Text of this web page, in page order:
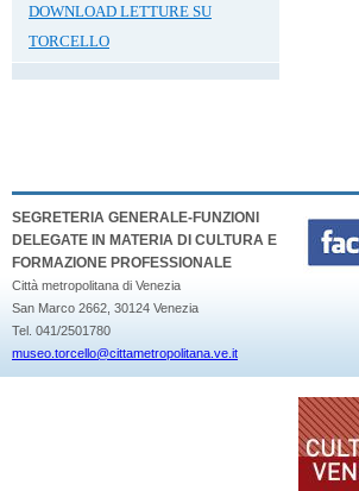
DOWNLOAD LETTURE SU
TORCELLO
SEGRETERIA GENERALE-FUNZIONI
DELEGATE IN MATERIA DI CULTURA E
FORMAZIONE PROFESSIONALE
Città metropolitana di Venezia
San Marco 2662, 30124 Venezia
Tel. 041/2501780
museo.torcello@cittametropolitana.ve.it